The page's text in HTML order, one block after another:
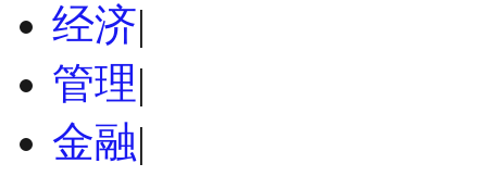
经济|
管理|
金融|